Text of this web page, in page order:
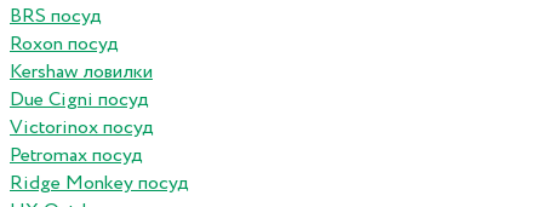
BRS посуд
Roxon посуд
Kershaw ловилки
Due Cigni посуд
Victorinox посуд
Petromax посуд
Ridge Monkey посуд